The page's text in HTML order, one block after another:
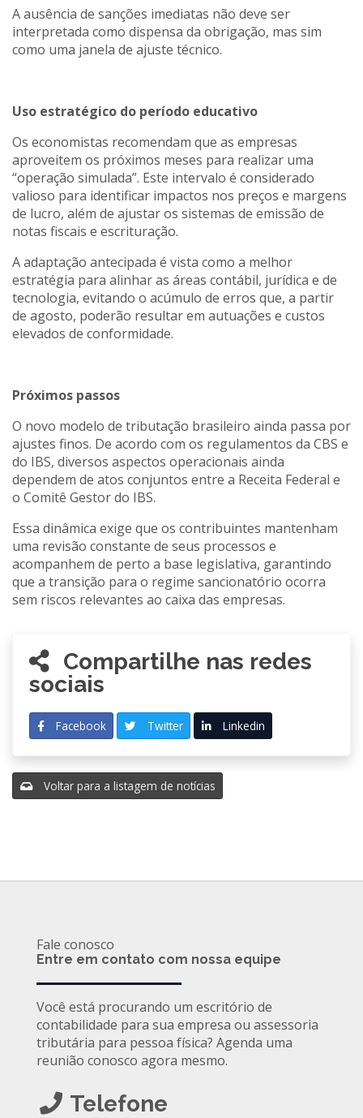
A ausência de sanções imediatas não deve ser
interpretada como dispensa da obrigação, mas sim
como uma janela de ajuste técnico.
Uso estratégico do período educativo
Os economistas recomendam que as empresas
aproveitem os próximos meses para realizar uma
“operação simulada”. Este intervalo é considerado
valioso para identificar impactos nos preços e margens
de lucro, além de ajustar os sistemas de emissão de
notas fiscais e escrituração.
A adaptação antecipada é vista como a melhor
estratégia para alinhar as áreas contábil, jurídica e de
tecnologia, evitando o acúmulo de erros que, a partir
de agosto, poderão resultar em autuações e custos
elevados de conformidade.
Próximos passos
O novo modelo de tributação brasileiro ainda passa por
ajustes finos. De acordo com os regulamentos da CBS e
do IBS, diversos aspectos operacionais ainda
dependem de atos conjuntos entre a Receita Federal e
o Comitê Gestor do IBS.
Essa dinâmica exige que os contribuintes mantenham
uma revisão constante de seus processos e
acompanhem de perto a base legislativa, garantindo
que a transição para o regime sancionatório ocorra
sem riscos relevantes ao caixa das empresas.
Compartilhe nas redes
sociais
Facebook Twitter Linkedin
Voltar para a listagem de notícias
Fale conosco
Entre em contato com nossa equipe
Você está procurando um escritório de
contabilidade para sua empresa ou assessoria
tributária para pessoa física? Agenda uma
reunião conosco agora mesmo.
Telefone